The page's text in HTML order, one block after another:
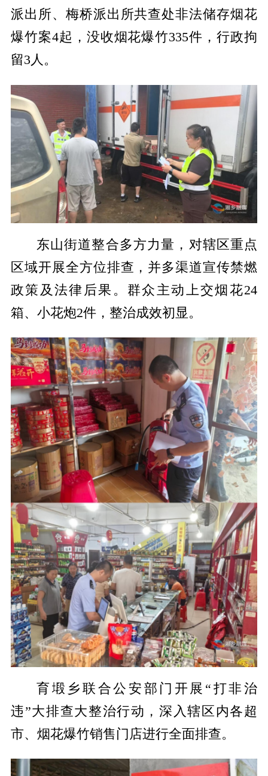
派出所、梅桥派出所共查处非法储存烟花
爆竹案4起，没收烟花爆竹335件，行政拘
留3人。
东山街道整合多方力量，对辖区重点
区域开展全方位排查，并多渠道宣传禁燃
政策及法律后果。群众主动上交烟花24
箱、小花炮2件，整治成效初显。
育塅乡联合公安部门开展“打非治
违”大排查大整治行动，深入辖区内各超
市、烟花爆竹销售门店进行全面排查。